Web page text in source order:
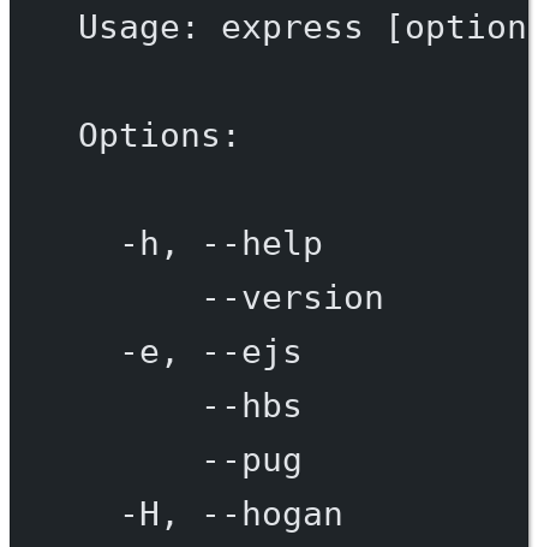
Usage: express
Options:
-h, --help
--version
-e,
--ejs
--hbs
--pug
-H,
--hogan